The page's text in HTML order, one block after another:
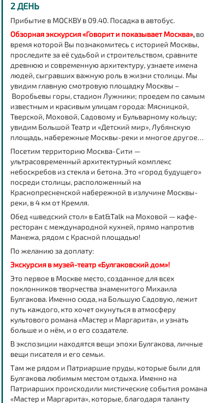
2 ДЕНЬ
Прибытие в МОСКВУв 09.40. Посадка в автобус.
Обзорная экскурсия «Говорит и показывает Москва»,во
время которой Вы познакомитесь с историей Москвы,
проследите за её судьбой и строительством, сравните
древнюю и современную архитектуру, узнаете имена
людей, сыгравших важную роль в жизни столицы. Мы
увидим главную смотровую площадку Москвы –
Воробьевы горы, стадион Лужники; проедем по самым
известным и красивым улицам города: Мясницкой,
Тверской, Моховой, Садовому и Бульварному кольцу;
увидим Большой Театр и «Детский мир»,Лубянскую
площадь, набережные Москвы-реки и многое другое…
Посетим территорию Москва-Сити —
ультрасовременный архитектурный комплекс
небоскребов из стекла и бетона. Это «город будущего»
посреди столицы, расположенный на
Краснопресненской набережной в излучине Москвы-
реки, в 4 км от Кремля.
Обед «шведский стол» в Eat&Talk на Моховой — кафе-
ресторан с международной кухней, прямо напротив
Манежа, рядом с Красной площадью!
По желанию за доплату:
Экскурсия в музей-театр «Булгаковский дом»!
Это первое в Москве место, созданное для всех
поклонников творчества знаменитого Михаила
Булгакова. Именно сюда, на Большую Садовую, лежит
путь каждого, кто хочет окунуться в атмосферу
культового романа «Мастер и Маргарита», и узнать
больше и о нём, и о его создателе.
В экспозиции находятся вещи эпохи Булгакова, личные
вещи писателя и его семьи.
Там же рядом и Патриаршие пруды, которые были для
Булгакова любимым местом отдыха. Именно на
Патриарших происходили мистические события романа
«Мастер и Маргарита», которые, благодаря таланту